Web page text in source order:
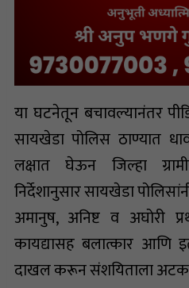
या घटनेतून बचावल्यानंतर
सायखेडा पोलिस ठाण्यात
लक्षात घेऊन जिल्हा
निर्देशानुसार सायखेडा
अमानुष, अनिष्ट व अघोरी
कायद्यासह बलात्कार आणि
दाखल करून संशयिताला